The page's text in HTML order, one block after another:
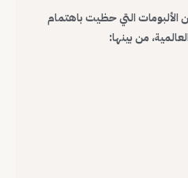
التي حظيت باهتمام
من بينها: